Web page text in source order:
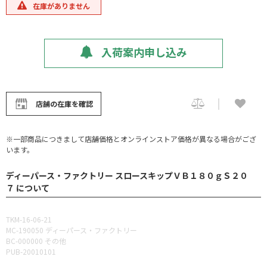
在庫がありません
入荷案内申し込み
店舗の在庫を確認
※一部商品につきまして店舗価格とオンラインストア価格が異なる場合がござ
います。
ディーパース・ファクトリー スロースキップＶＢ１８０ｇＳ２０
７ について
TKM-16-06-21
MC-190050 ディーパース・ファクトリー
BC-000000 その他
PUB-20010101